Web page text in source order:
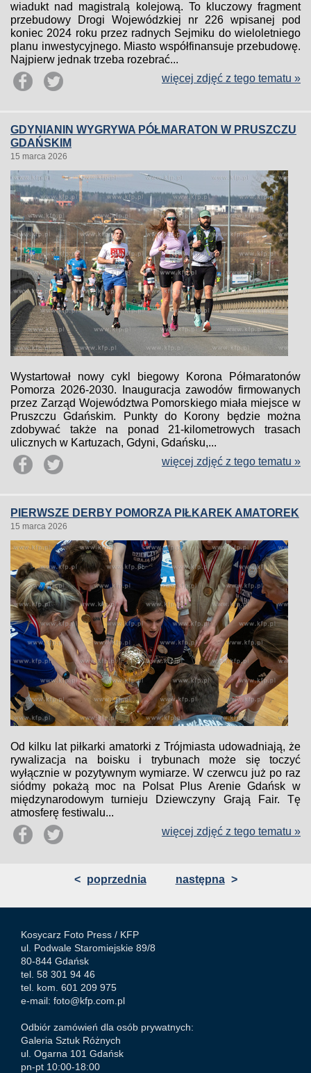
wiadukt nad magistralą kolejową. To kluczowy fragment
przebudowy Drogi Wojewódzkiej nr 226 wpisanej pod
koniec 2024 roku przez radnych Sejmiku do wieloletniego
planu inwestycyjnego. Miasto współfinansuje przebudowę.
Najpierw jednak trzeba rozebrać...
więcej zdjęć z tego tematu »
GDYNIANIN WYGRYWA PÓŁMARATON W PRUSZCZU
GDAŃSKIM
15 marca 2026
Wystartował nowy cykl biegowy Korona Półmaratonów
Pomorza 2026-2030. Inauguracja zawodów firmowanych
przez Zarząd Województwa Pomorskiego miała miejsce w
Pruszczu Gdańskim. Punkty do Korony będzie można
zdobywać także na ponad 21-kilometrowych trasach
ulicznych w Kartuzach, Gdyni, Gdańsku,...
więcej zdjęć z tego tematu »
PIERWSZE DERBY POMORZA PIŁKAREK AMATOREK
15 marca 2026
Od kilku lat piłkarki amatorki z Trójmiasta udowadniają, że
rywalizacja na boisku i trybunach może się toczyć
wyłącznie w pozytywnym wymiarze. W czerwcu już po raz
siódmy pokażą moc na Polsat Plus Arenie Gdańsk w
międzynarodowym turnieju Dziewczyny Grają Fair. Tę
atmosferę festiwalu...
więcej zdjęć z tego tematu »
< poprzednia następna >
Kosycarz Foto Press / KFP
ul. Podwale Staromiejskie 89/8
80-844 Gdańsk
tel. 58 301 94 46
tel. kom. 601 209 975
e-mail: foto@kfp.com.pl
Odbiór zamówień dla osób prywatnych:
Galeria Sztuk Różnych
ul. Ogarna 101 Gdańsk
pn-pt 10:00-18:00